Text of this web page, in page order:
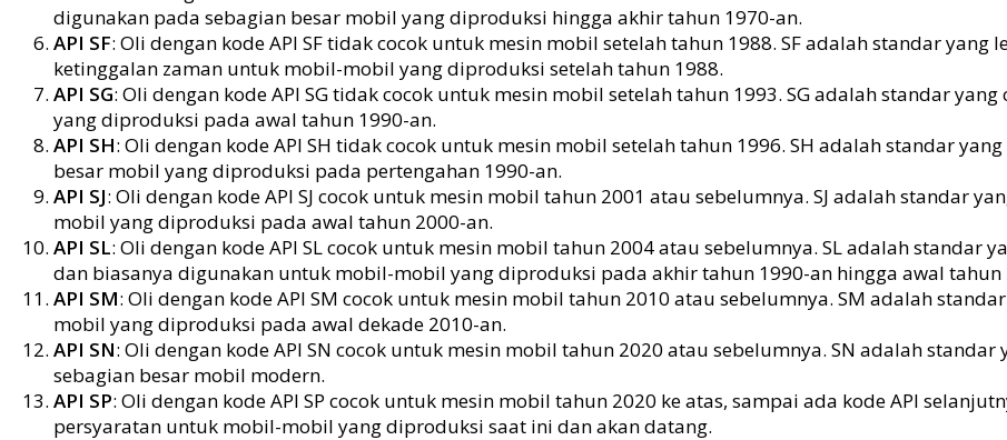
digunakan pada sebagian besar mobil yang diproduksi hingga akhir tahun 1970-an.
API SF: Oli dengan kode API SF tidak cocok untuk mesin mobil setelah tahun 1988. SF adalah standar
ketinggalan zaman untuk mobil-mobil yang diproduksi setelah tahun 1988.
API SG: Oli dengan kode API SG tidak cocok untuk mesin mobil setelah tahun 1993. SG adalah standar
yang diproduksi pada awal tahun 1990-an.
API SH: Oli dengan kode API SH tidak cocok untuk mesin mobil setelah tahun 1996. SH adalah standar
besar mobil yang diproduksi pada pertengahan 1990-an.
API SJ: Oli dengan kode API SJ cocok untuk mesin mobil tahun 2001 atau sebelumnya. SJ adalah standar
mobil yang diproduksi pada awal tahun 2000-an.
API SL: Oli dengan kode API SL cocok untuk mesin mobil tahun 2004 atau sebelumnya. SL adalah standar
dan biasanya digunakan untuk mobil-mobil yang diproduksi pada akhir tahun 1990-an hingga awal tahun
API SM: Oli dengan kode API SM cocok untuk mesin mobil tahun 2010 atau sebelumnya. SM adalah
mobil yang diproduksi pada awal dekade 2010-an.
API SN: Oli dengan kode API SN cocok untuk mesin mobil tahun 2020 atau sebelumnya. SN adalah
sebagian besar mobil modern.
API SP: Oli dengan kode API SP cocok untuk mesin mobil tahun 2020 ke atas, sampai ada kode API
persyaratan untuk mobil-mobil yang diproduksi saat ini dan akan datang.